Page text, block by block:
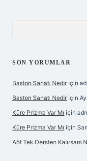
SON YORUMLAR
Baston Sanatı Nedir için
Baston Sanatı Nedir için
Küre Prizma Var Mı için
Küre Prizma Var Mı için
Aöf Tek Dersten Kalırsam